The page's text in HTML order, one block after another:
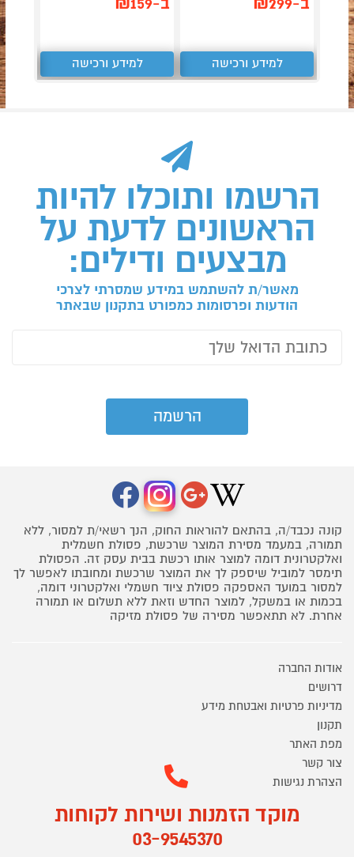
למידע ורכישה למידע ורכישה
הרשמו ותוכלו להיות
הראשונים לדעת על
מבצעים ודילים:
מאשר/ת להשתמש במידע שמסרתי לצרכי
הודעות ופרסומות כמפורט בתקנון שבאתר
קונה נכבד/ה, בהתאם להוראות החוק, הנך רשאי/ת למסור, ללא
תמורה, במעמד מסירת המוצר שרכשת, פסולת חשמלית
ואלקטרונית דומה למוצר אותו רכשת בבית עסק זה. הפסולת
תימסר למוביל שיספק לך את המוצר שרכשת ומחובתו לאפשר לך
למסור במועד האספקה פסולת ציוד חשמלי ואלקטרוני דומה,
בכמות או במשקל, למוצר החדש וזאת ללא תשלום או תמורה
אחרת. לא תתאפשר מסירה של פסולת מזיקה
אודות החברה
דרושים
מדיניות פרטיות ואבטחת מידע
תקנון
מפת האתר
צור קשר
הצהרת נגישות
מוקד הזמנות ושירות לקוחות
03-9545370